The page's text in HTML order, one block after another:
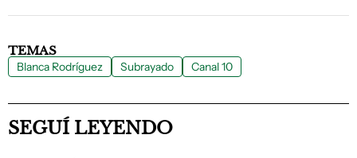
TEMAS
Blanca Rodríguez Subrayado Canal 10
SEGUÍ LEYENDO